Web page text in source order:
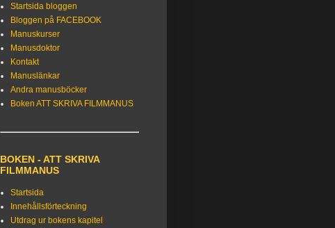
Startsida bloggen
Bloggen på FACEBOOK
Manuskurser
Manusdoktor
Kontakt
Manuslänkar
Andra manusböcker
Boken ATT SKRIVA FILMMANUS
BOKEN - ATT SKRIVA
FILMMANUS
Startsida
Innehållsförteckning
Utdrag ur bokens kapitel